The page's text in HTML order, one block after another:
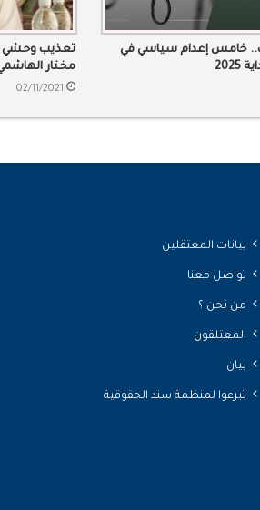
خامس إعدام سياسي في
تعذيب وحشي
مختار
02/11/2021
بيانات المعتقلين
تواصل معنا
من نحن ؟
المعتلقون
بيان
تبرعوا لمنظمة سند الحقوقية